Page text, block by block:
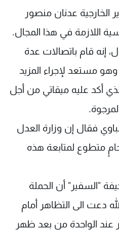
الخارجية عدنان منصور
اللازمة في هذا المجال.
إنه قام باتصالات عدة
مستعد لإجراء المزيد
أكد عليه ميقاتي من أجل
فقال إن وزارة العدل
متطوع لمتابعة هذه
"السفير" أن الحملة
دعت الى التظاهر أمام
عند الواحدة من بعد ظهر